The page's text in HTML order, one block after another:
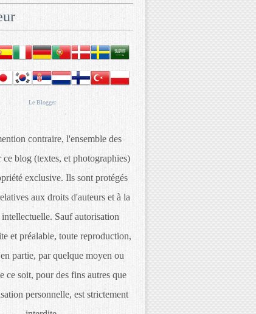
Le Blogger
contraire, l'ensemble des
ce blog (textes, et photographies)
exclusive. Ils sont protégés
aux droits d'auteurs et à la
Sauf autorisation
et préalable, toute reproduction,
partie, par quelque moyen ou
ce soit, pour des fins autres que
personnelle, est strictement